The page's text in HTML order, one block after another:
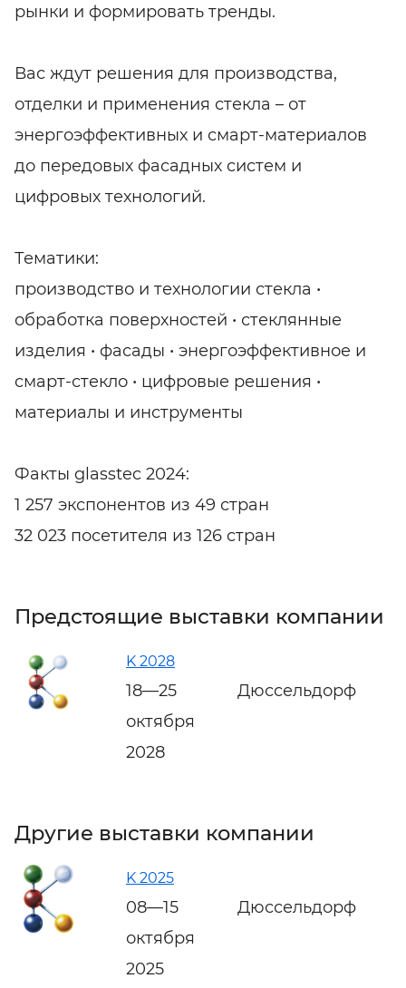
рынки и формировать тренды.
Вас ждут решения для производства,
отделки и применения стекла – от
энергоэффективных и смарт-материалов
до передовых фасадных систем и
цифровых технологий.
Тематики:
производство и технологии стекла •
обработка поверхностей • стеклянные
изделия • фасады • энергоэффективное и
смарт-стекло • цифровые решения •
материалы и инструменты
Факты glasstec 2024:
1 257 экспонентов из 49 стран
32 023 посетителя из 126 стран
Предстоящие выставки компании
K 2028
18—25
октября
2028
Дюссельдорф
Другие выставки компании
K 2025
08—15
октября
2025
Дюссельдорф